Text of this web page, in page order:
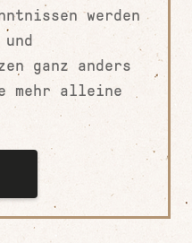
werden
ganz anders
mehr alleine